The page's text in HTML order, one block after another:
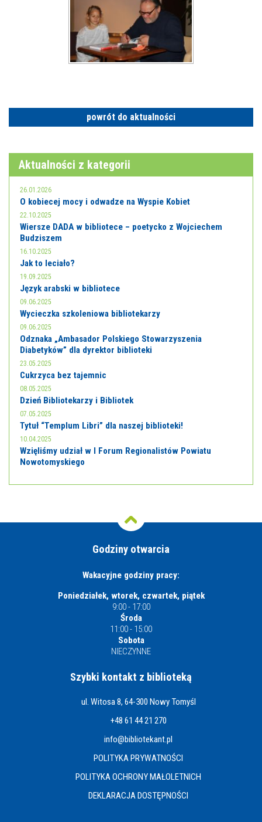
powrót do aktualności
Aktualności z kategorii
26.01.2026
O kobiecej mocy i odwadze na Wyspie Kobiet
22.10.2025
Wiersze DADA w bibliotece – poetycko z Wojciechem
Budziszem
16.10.2025
Jak to leciało?
19.09.2025
Język arabski w bibliotece
09.06.2025
Wycieczka szkoleniowa bibliotekarzy
09.06.2025
Odznaka „Ambasador Polskiego Stowarzyszenia
Diabetyków” dla dyrektor biblioteki
23.05.2025
Cukrzyca bez tajemnic
08.05.2025
Dzień Bibliotekarzy i Bibliotek
07.05.2025
Tytuł “Templum Libri” dla naszej biblioteki!
10.04.2025
Wzięliśmy udział w I Forum Regionalistów Powiatu
Nowotomyskiego
Godziny otwarcia
Wakacyjne godziny pracy:
Poniedziałek, wtorek, czwartek, piątek
9:00 - 17:00
Środa
11:00 - 15:00
Sobota
NIECZYNNE
Szybki kontakt z biblioteką
ul. Witosa 8, 64-300 Nowy Tomyśl
+48 61 44 21 270
info@bibliotekant.pl
POLITYKA PRYWATNOŚCI
POLITYKA OCHRONY MAŁOLETNICH
DEKLARACJA DOSTĘPNOŚCI